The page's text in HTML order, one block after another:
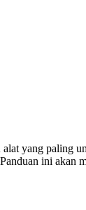
yang paling
ini akan